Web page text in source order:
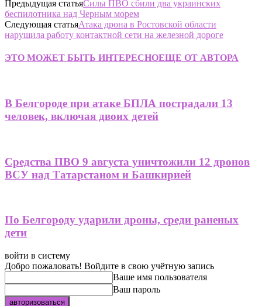
Предыдущая статьяСилы ПВО сбили два украинских
беспилотника над Черным морем
Следующая статьяАтака дрона в Ростовской области
нарушила работу контактной сети на железной дороге
ЭТО МОЖЕТ БЫТЬ ИНТЕРЕСНОЕЩЕ ОТ АВТОРА
В Белгороде при атаке БПЛА пострадали 13
человек, включая двоих детей
Средства ПВО 9 августа уничтожили 12 дронов
ВСУ над Татарстаном и Башкирией
По Белгороду ударили дроны, среди раненых
дети
войти в систему
Добро пожаловать! Войдите в свою учётную запись
Ваше имя пользователя
Ваш пароль